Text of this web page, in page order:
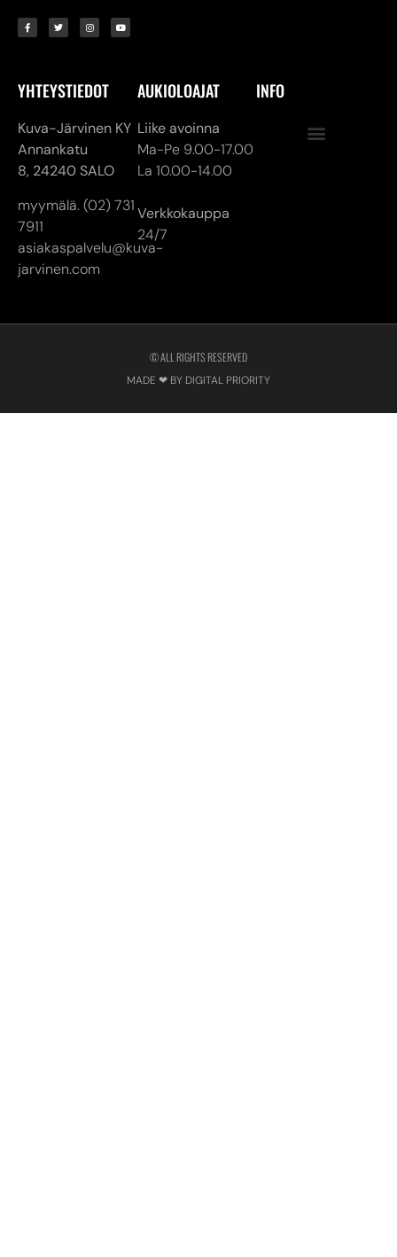
YHTEYSTIEDOT
Kuva-Järvinen KY
Annankatu
8, 24240 SALO
myymälä. (02) 731
7911
asiakaspalvelu@kuva-
jarvinen.com
AUKIOLOAJAT
Liike avoinna
Ma-Pe 9.00-17.00
La 10.00-14.00
Verkkokauppa
24/7
INFO
© ALL RIGHTS RESERVED
MADE ❤ BY DIGITAL PRIORITY